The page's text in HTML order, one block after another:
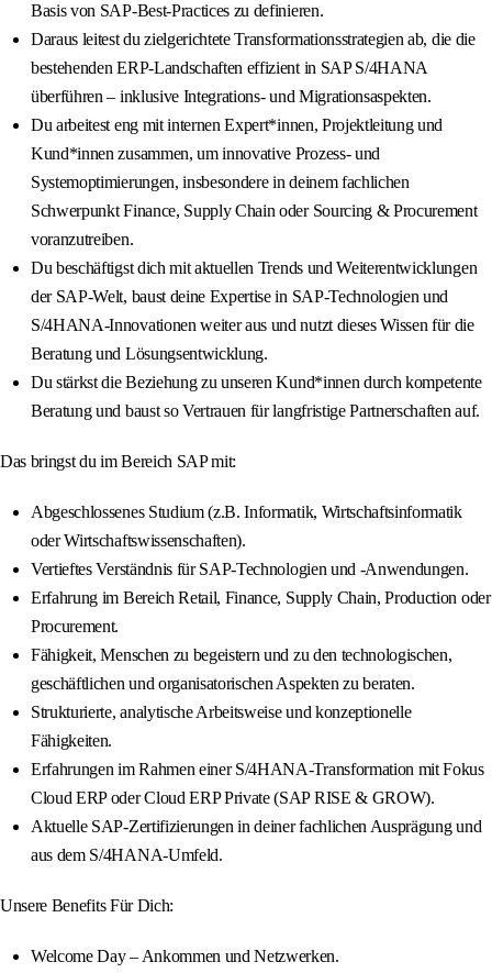
Basis von SAP-Best-Practices zu definieren.
Daraus leitest du zielgerichtete Transformationsstrategien ab, die die
bestehenden ERP-Landschaften effizient in SAP S/4HANA
überführen – inklusive Integrations- und Migrationsaspekten.
Du arbeitest eng mit internen Expert*innen, Projektleitung und
Kund*innen zusammen, um innovative Prozess- und
Systemoptimierungen, insbesondere in deinem fachlichen
Schwerpunkt Finance, Supply Chain oder Sourcing & Procurement
voranzutreiben.
Du beschäftigst dich mit aktuellen Trends und Weiterentwicklungen
der SAP-Welt, baust deine Expertise in SAP-Technologien und
S/4HANA-Innovationen weiter aus und nutzt dieses Wissen für die
Beratung und Lösungsentwicklung.
Du stärkst die Beziehung zu unseren Kund*innen durch kompetente
Beratung und baust so Vertrauen für langfristige Partnerschaften auf.
Das bringst du im Bereich SAP mit:
Abgeschlossenes Studium (z.B. Informatik, Wirtschaftsinformatik
oder Wirtschaftswissenschaften).
Vertieftes Verständnis für SAP-Technologien und -Anwendungen.
Erfahrung im Bereich Retail, Finance, Supply Chain, Production oder
Procurement.
Fähigkeit, Menschen zu begeistern und zu den technologischen,
geschäftlichen und organisatorischen Aspekten zu beraten.
Strukturierte, analytische Arbeitsweise und konzeptionelle
Fähigkeiten.
Erfahrungen im Rahmen einer S/4HANA-Transformation mit Fokus
Cloud ERP oder Cloud ERP Private (SAP RISE & GROW).
Aktuelle SAP-Zertifizierungen in deiner fachlichen Ausprägung und
aus dem S/4HANA-Umfeld.
Unsere Benefits Für Dich:
Welcome Day – Ankommen und Netzwerken.